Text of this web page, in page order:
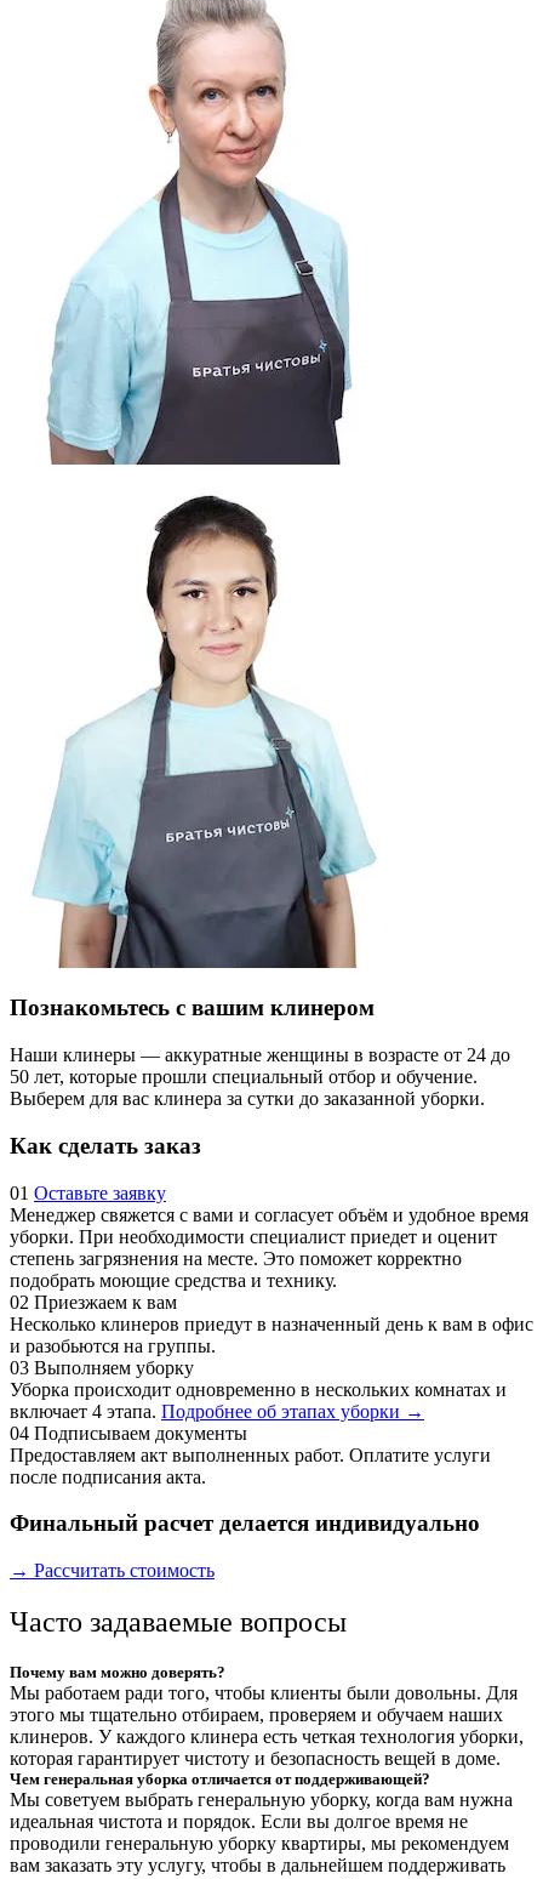
Познакомьтесь с вашим клинером
Наши клинеры — аккуратные женщины в возрасте от 24 до
50 лет, которые прошли специальный отбор и обучение.
Выберем для вас клинера за сутки до заказанной уборки.
Как сделать заказ
01 Оставьте заявку
Менеджер свяжется с вами и согласует объём и удобное время
уборки. При необходимости специалист приедет и оценит
степень загрязнения на месте. Это поможет корректно
подобрать моющие средства и технику.
02 Приезжаем к вам
Несколько клинеров приедут в назначенный день к вам в офис
и разобьются на группы.
03 Выполняем уборку
Уборка происходит одновременно в нескольких комнатах и
включает 4 этапа. Подробнее об этапах уборки →
04 Подписываем документы
Предоставляем акт выполненных работ. Оплатите услуги
после подписания акта.
Финальный расчет делается индивидуально
→ Рассчитать стоимость
Часто задаваемые вопросы
Почему вам можно доверять?
Мы работаем ради того, чтобы клиенты были довольны. Для
этого мы тщательно отбираем, проверяем и обучаем наших
клинеров. У каждого клинера есть четкая технология уборки,
которая гарантирует чистоту и безопасность вещей в доме.
Чем генеральная уборка отличается от поддерживающей?
Мы советуем выбрать генеральную уборку, когда вам нужна
идеальная чистота и порядок. Если вы долгое время не
проводили генеральную уборку квартиры, мы рекомендуем
вам заказать эту услугу, чтобы в дальнейшем поддерживать